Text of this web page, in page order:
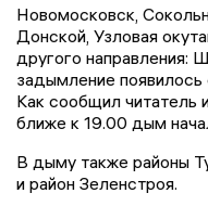
Новомосковск,
Донской, Узловая
другого направления:
задымление появилось
Как сообщил читатель
ближе к 19.00 дым
В дыму также районы
и район Зеленстроя.